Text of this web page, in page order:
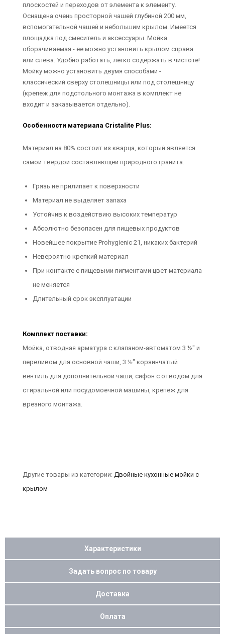
плоскостей и переходов от элемента к элементу.
Оснащена очень просторной чашей глубиной 200 мм,
вспомогательной чашей и небольшим крылом. Имеется
площадка под смеситель и аксессуары. Мойка
оборачиваемая - ее можно установить крылом справа
или слева. Удобно работать, легко содержать в чистоте!
Мойку можно установить двумя способами -
классический сверху столешницы или под столешницу
(крепеж для подстольного монтажа в комплект не
входит и заказывается отдельно).
Особенности материала Cristalite Plus:
Материал на 80% состоит из кварца, который является
самой твердой составляющей природного гранита.
Грязь не прилипает к поверхности
Материал не выделяет запаха
Устойчив к воздействию высоких температур
Абсолютно безопасен для пищевых продуктов
Новейшее покрытие Prohygienic 21, никаких бактерий
Невероятно крепкий материал
При контакте с пищевыми пигментами цвет материала
не меняется
Длительный срок эксплуатации
Комплект поставки:
Мойка, отводная арматура с клапаном-автоматом 3 ½" и
переливом для основной чаши, 3 ½" корзинчатый
вентиль для дополнительной чаши, сифон с отводом для
стиральной или посудомоечной машины, крепеж для
врезного монтажа.
Другие товары из категории: Двойные кухонные мойки с
крылом
Характеристики
Задать вопрос по товару
Доставка
Оплата